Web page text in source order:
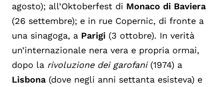
agosto); all’Oktoberfest di Monaco di Baviera
(26 settembre); e in rue Copernic, di fronte a
una sinagoga, a Parigi (3 ottobre). In verità
un’internazionale nera vera e propria ormai,
dopo la rivoluzione dei garofani (1974) a
Lisbona (dove negli anni settanta esisteva) e